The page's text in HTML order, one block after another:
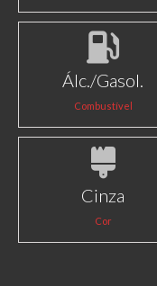
Álc./Gasol.
Combustível
Cinza
Cor